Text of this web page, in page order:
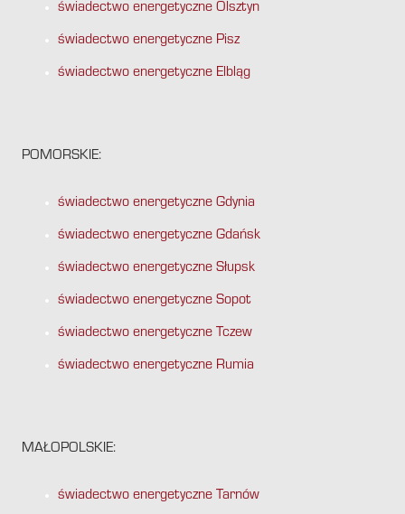
świadectwo energetyczne Olsztyn
świadectwo energetyczne Pisz
świadectwo energetyczne Elbląg
POMORSKIE:
świadectwo energetyczne Gdynia
świadectwo energetyczne Gdańsk
świadectwo energetyczne Słupsk
świadectwo energetyczne Sopot
świadectwo energetyczne Tczew
świadectwo energetyczne Rumia
MAŁOPOLSKIE:
świadectwo energetyczne Tarnów